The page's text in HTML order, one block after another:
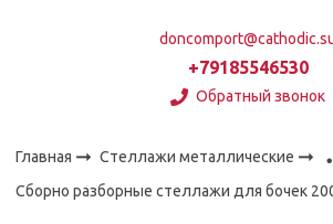
+79185546530
Обратный звонок
Главная
Стеллажи металлические
Сборно разборные стеллажи для бочек